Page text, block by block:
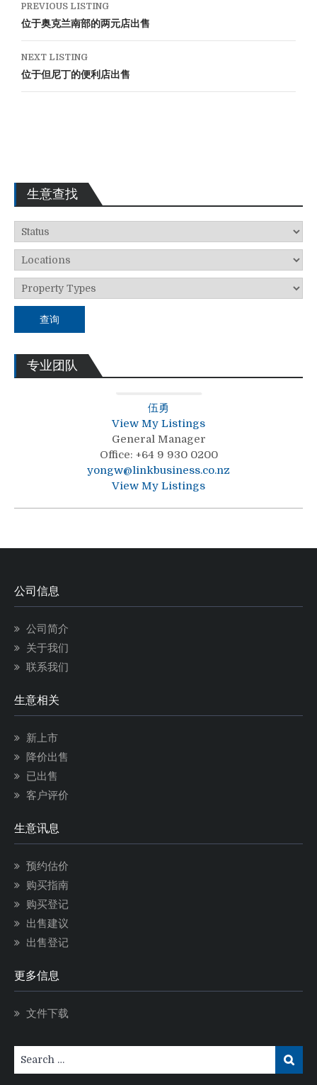
PREVIOUS LISTING
位于奥克兰南部的两元店出售
NEXT LISTING
位于但尼丁的便利店出售
生意查找
查询
专业团队
伍勇
View My Listings
General Manager
Office: +64 9 930 0200
yongw@linkbusiness.co.nz
View My Listings
公司信息
公司简介
关于我们
联系我们
生意相关
新上市
降价出售
已出售
客户评价
生意讯息
预约估价
购买指南
购买登记
出售建议
出售登记
更多信息
文件下载